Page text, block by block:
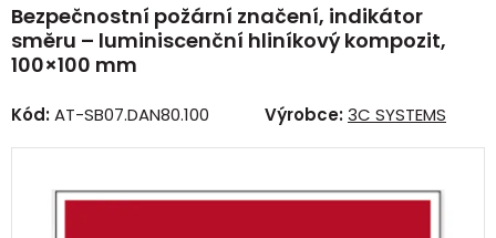
Bezpečnostní požární značení, indikátor
směru – luminiscenční hliníkový kompozit,
100×100 mm
Kód:AT-SB07.DAN80.100 Výrobce:3C SYSTEMS